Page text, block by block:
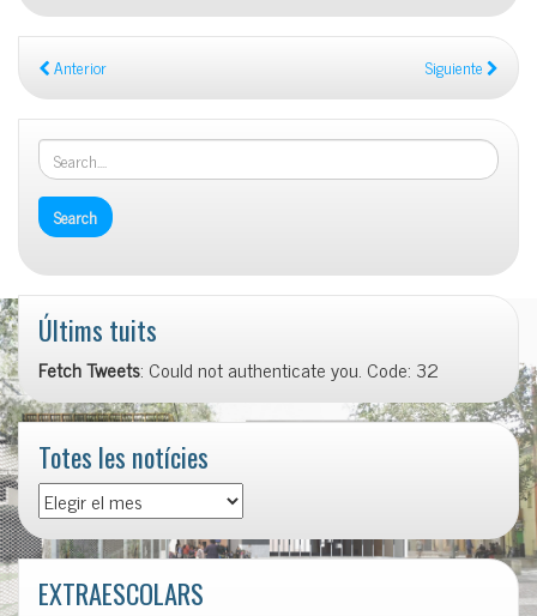
Anterior Siguiente
Últims tuits
Fetch Tweets: Could not authenticate you. Code: 32
Totes les notícies
Totes
les
notícies
EXTRAESCOLARS